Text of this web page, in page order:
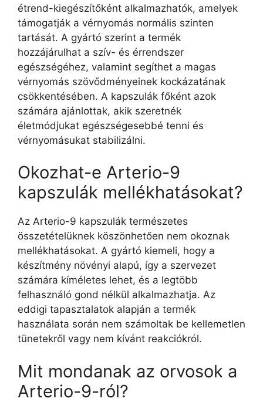
étrend-kiegészítőként alkalmazhatók, amelyek
támogatják a vérnyomás normális szinten
tartását. A gyártó szerint a termék
hozzájárulhat a szív- és érrendszer
egészségéhez, valamint segíthet a magas
vérnyomás szövődményeinek kockázatának
csökkentésében. A kapszulák főként azok
számára ajánlottak, akik szeretnék
életmódjukat egészségesebbé tenni és
vérnyomásukat stabilizálni.
Okozhat-e Arterio-9
kapszulák mellékhatásokat?
Az Arterio-9 kapszulák természetes
összetételüknek köszönhetően nem okoznak
mellékhatásokat. A gyártó kiemeli, hogy a
készítmény növényi alapú, így a szervezet
számára kíméletes lehet, és a legtöbb
felhasználó gond nélkül alkalmazhatja. Az
eddigi tapasztalatok alapján a termék
használata során nem számoltak be kellemetlen
tünetekről vagy nem kívánt reakciókról.
Mit mondanak az orvosok a
Arterio-9-ról?